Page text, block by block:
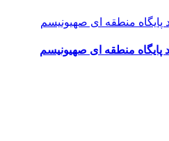
پایگاه منطقه ای صهیونیسم
پایگاه منطقه ای صهیونیسم